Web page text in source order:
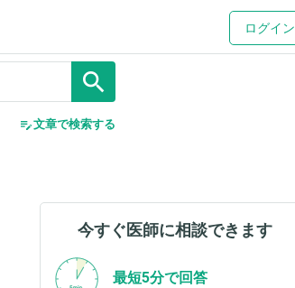
ログイン
search
edit_note文章で検索する
今すぐ医師に相談できます
最短5分で回答